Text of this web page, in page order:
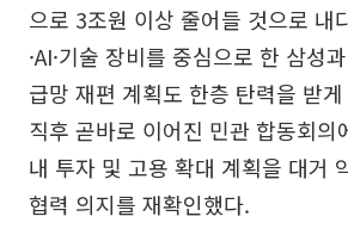
으로 3조원 이상 줄어들 것으로 내
·AI·기술 장비를 중심으로 한 삼성
급망 재편 계획도 한층 탄력을 받
직후 곧바로 이어진 민관 합동회의
내 투자 및 고용 확대 계획을 대거
협력 의지를 재확인했다.